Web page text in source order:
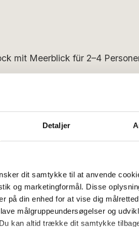
Detaljer
dit samtykke til at anvende
og marketingformål. Disse
på din enhed for at vise dig
målgruppeundersøgelser og
kan altid trække dit samtykke
mit Meerblick für 2–4
Ferienwohnung im Herzen von
und ist wie folgt eingerichtet:
mit Dusche sowie zu einer
Von hier aus gelangen
sowie in den hellen
bequemen Schlafsofa für einen
Sowohl vom Schlafzimmer als
Blick auf das Meer und den
die ebenfalls mit
2
16:00 Check-out